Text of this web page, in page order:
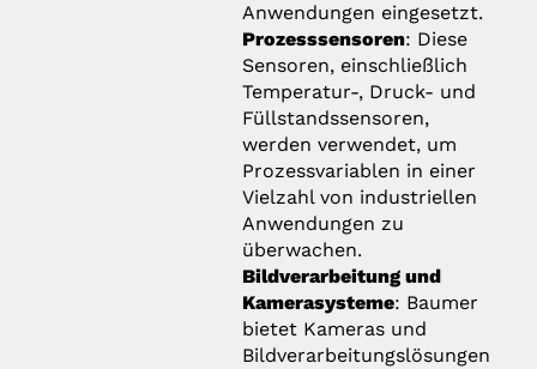
Anwendungen eingesetzt.
Prozesssensoren: Diese
Sensoren, einschließlich
Temperatur-, Druck- und
Füllstandssensoren,
werden verwendet, um
Prozessvariablen in einer
Vielzahl von industriellen
Anwendungen zu
überwachen.
Bildverarbeitung und
Kamerasysteme: Baumer
bietet Kameras und
Bildverarbeitungslösungen